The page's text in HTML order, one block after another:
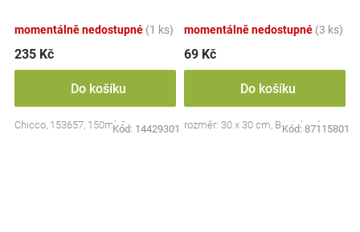
momentálně nedostupné (1 ks)
235 Kč
Do košíku
Chicco, 153657, 150ml, 0m+
Kód: 14429301
momentálně nedostupné (3 ks)
69 Kč
Do košíku
rozměr: 30 x 30 cm, Bocioland
Kód: 87115801